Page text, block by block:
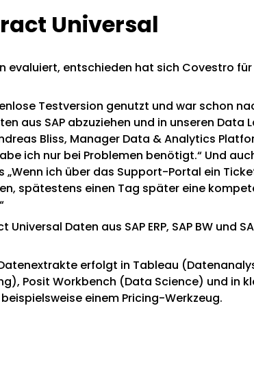
Universal
evaluiert, entschieden hat sich Covestro
Testversion genutzt und war schon
aus SAP abzuziehen und in unseren Data
Bliss, Manager Data & Analytics
ich nur bei Problemen benötigt.“ Und
„Wenn ich über das Support-Portal ein
spätestens einen Tag später eine
Daten aus SAP ERP, SAP BW und
erfolgt in Tableau
Posit Workbench (Data Science) und in
einem Pricing-Werkzeug.